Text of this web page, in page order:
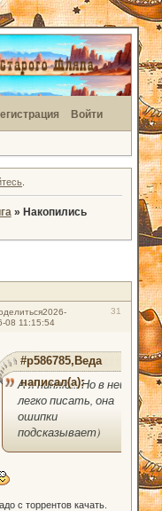
Войти
» Накопились
31
2026-
08 11:15:54
#p586785,Веда
написал(а):
А я ниняю... Но в ней
легко писать, она
ошипки
подсказывает)
с торрентов качать.